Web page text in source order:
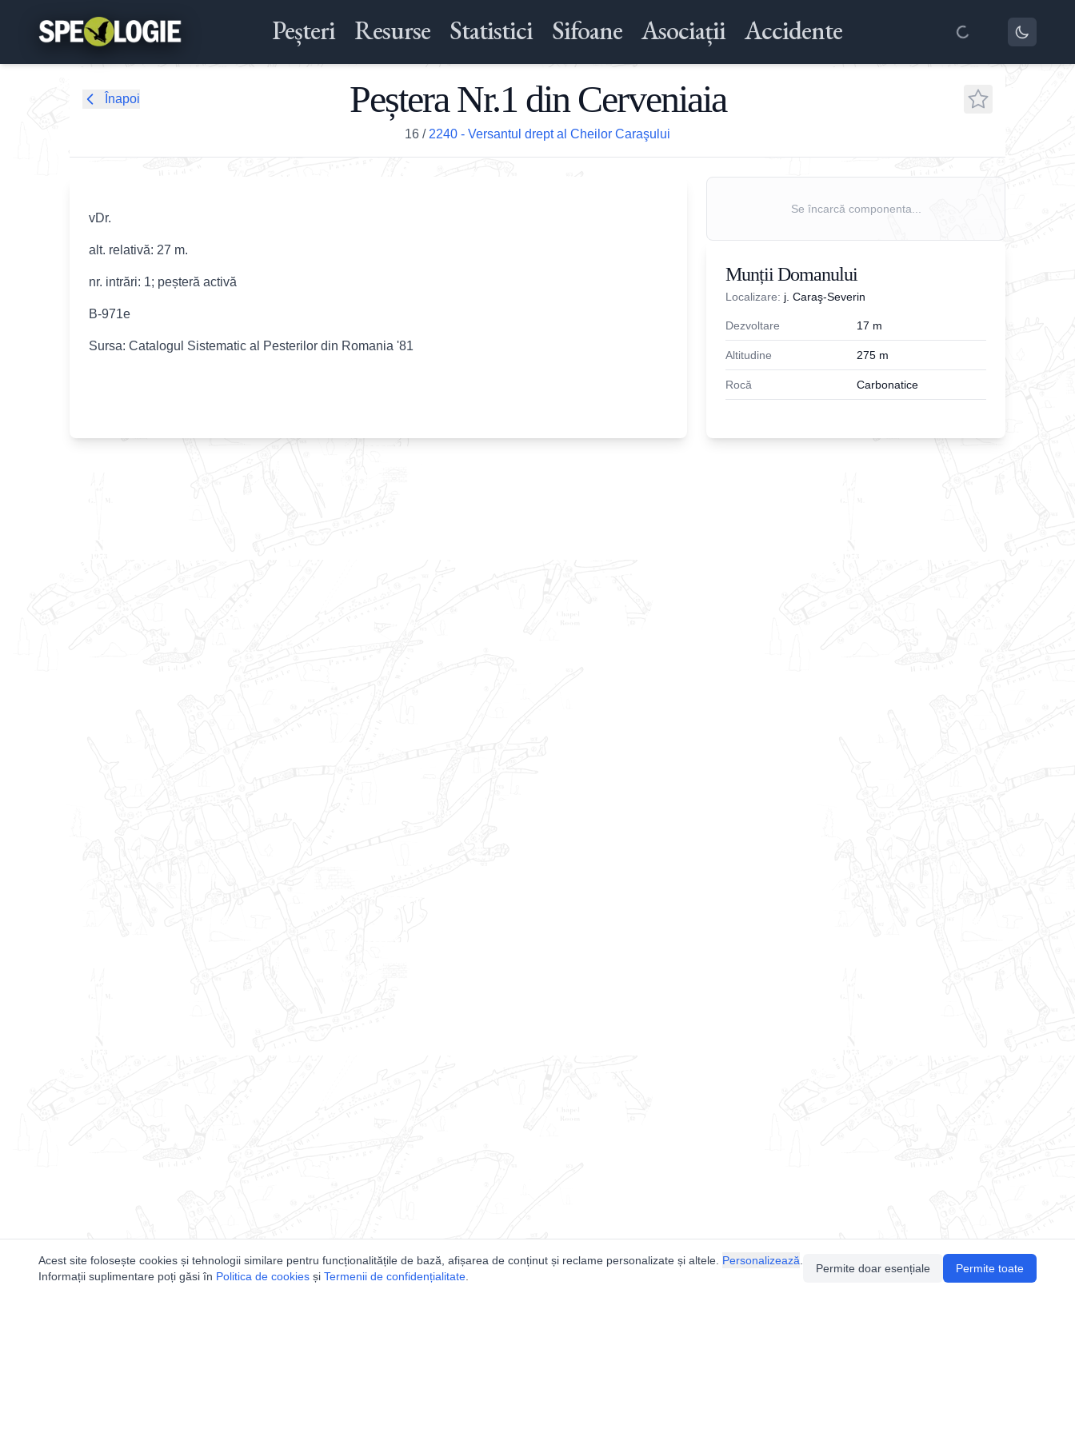
Peșteri Resurse Statistici Sifoane Asociații Accidente
Înapoi Peștera Nr.1 din Cerveniaia
16 / 2240 - Versantul drept al Cheilor Caraşului
vDr.
alt. relativă: 27 m.
nr. intrări: 1; peșteră activă
B-971e
Sursa: Catalogul Sistematic al Pesterilor din Romania '81
Se încarcă componenta...
Munții Domanului
Localizare: j. Caraş-Severin
Dezvoltare 17 m
Altitudine 275 m
Rocă Carbonatice
Acest site folosește cookies și tehnologii similare pentru funcționalitățile de bază, afișarea de conținut și reclame personalizate și altele. Personalizează
Informații suplimentare poți găsi în Politica de cookies și Termenii de confidențialitate
Permite doar esențiale Permite toate